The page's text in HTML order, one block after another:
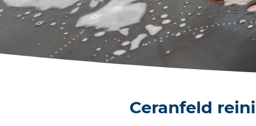
Ceranfeld